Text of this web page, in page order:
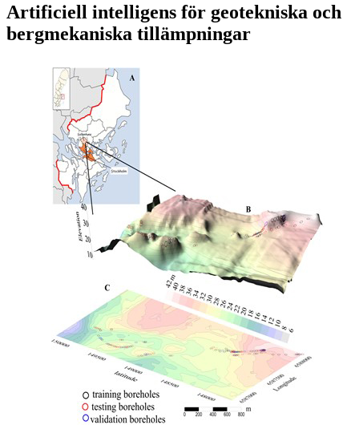
Artificiell intelligens för geotekniska och
bergmekaniska tillämpningar